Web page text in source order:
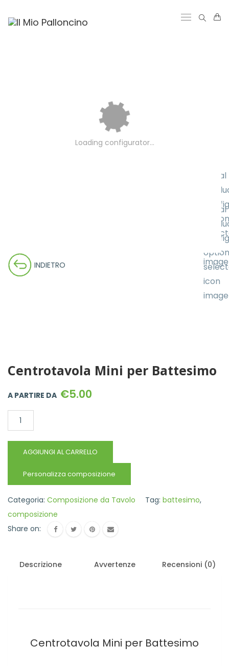
Loading configurator...
INDIETRO
Centrotavola Mini per Battesimo
A PARTIRE DA €5.00
Centrotavola
Mini
quantità
AGGIUNGI AL CARRELLO
Personalizza composizione
Categoria: Composizione da Tavolo Tag: battesimo,
composizione
Share on:
Descrizione Avvertenze Recensioni (0)
Centrotavola Mini per Battesimo